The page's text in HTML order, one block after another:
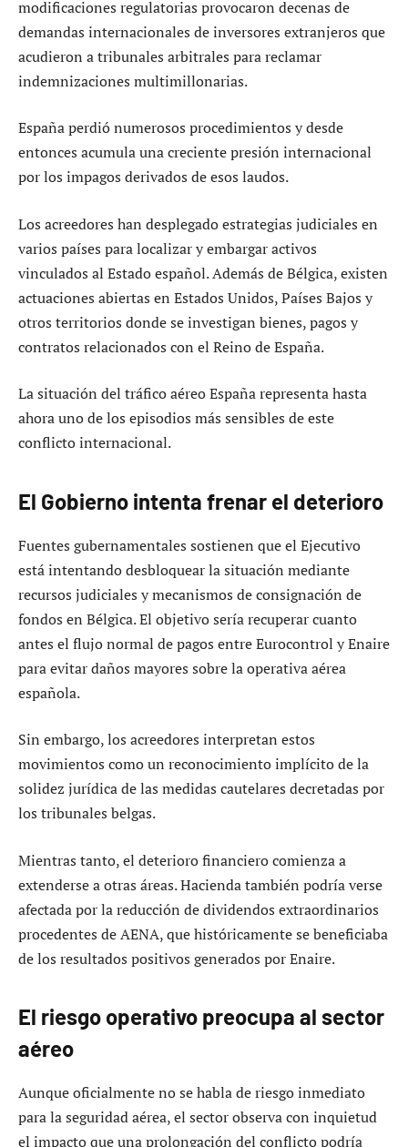
modificaciones regulatorias provocaron decenas de
demandas internacionales de inversores extranjeros que
acudieron a tribunales arbitrales para reclamar
indemnizaciones multimillonarias.
España perdió numerosos procedimientos y desde
entonces acumula una creciente presión internacional
por los impagos derivados de esos laudos.
Los acreedores han desplegado estrategias judiciales en
varios países para localizar y embargar activos
vinculados al Estado español. Además de Bélgica, existen
actuaciones abiertas en Estados Unidos, Países Bajos y
otros territorios donde se investigan bienes, pagos y
contratos relacionados con el Reino de España.
La situación del tráfico aéreo España representa hasta
ahora uno de los episodios más sensibles de este
conflicto internacional.
El Gobierno intenta frenar el deterioro
Fuentes gubernamentales sostienen que el Ejecutivo
está intentando desbloquear la situación mediante
recursos judiciales y mecanismos de consignación de
fondos en Bélgica. El objetivo sería recuperar cuanto
antes el flujo normal de pagos entre Eurocontrol y Enaire
para evitar daños mayores sobre la operativa aérea
española.
Sin embargo, los acreedores interpretan estos
movimientos como un reconocimiento implícito de la
solidez jurídica de las medidas cautelares decretadas por
los tribunales belgas.
Mientras tanto, el deterioro financiero comienza a
extenderse a otras áreas. Hacienda también podría verse
afectada por la reducción de dividendos extraordinarios
procedentes de AENA, que históricamente se beneficiaba
de los resultados positivos generados por Enaire.
El riesgo operativo preocupa al sector
aéreo
Aunque oficialmente no se habla de riesgo inmediato
para la seguridad aérea, el sector observa con inquietud
el impacto que una prolongación del conflicto podría